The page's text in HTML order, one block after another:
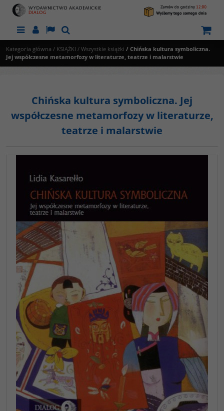
MenuPanelLangSzukaj
Kategoria główna / KSIĄŻKI / Wszystkie książki / Chińska kultura symboliczna.
Jej współczesne metamorfozy w literaturze, teatrze i malarstwie
Chińska kultura symboliczna. Jej
współczesne metamorfozy w literaturze,
teatrze i malarstwie